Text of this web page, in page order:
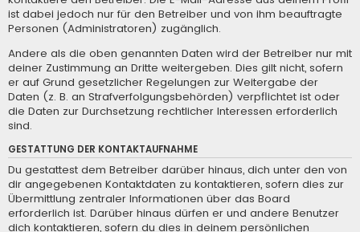
ist dabei jedoch nur für den Betreiber und von ihm beauftragte
Personen (Administratoren) zugänglich.
Andere als die oben genannten Daten wird der Betreiber nur mit
deiner Zustimmung an Dritte weitergeben. Dies gilt nicht, sofern
er auf Grund gesetzlicher Regelungen zur Weitergabe der
Daten (z. B. an Strafverfolgungsbehörden) verpflichtet ist oder
die Daten zur Durchsetzung rechtlicher Interessen erforderlich
sind.
GESTATTUNG DER KONTAKTAUFNAHME
Du gestattest dem Betreiber darüber hinaus, dich unter den von
dir angegebenen Kontaktdaten zu kontaktieren, sofern dies zur
Übermittlung zentraler Informationen über das Board
erforderlich ist. Darüber hinaus dürfen er und andere Benutzer
dich kontaktieren, sofern du dies in deinem persönlichen